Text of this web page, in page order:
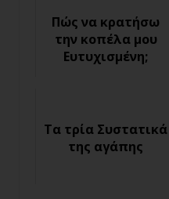
Πώς να κρατήσω
την κοπέλα μου
Ευτυχισμένη;
Τα τρία Συστατικά
της αγάπης